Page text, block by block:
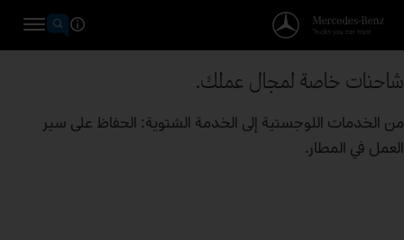
شاحنات خاصة لمجال عملك.
من الخدمات اللوجستية إلى الخدمة الشتوية: الحفاظ على سير
العمل في المطار.